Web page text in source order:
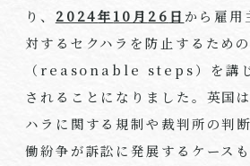
り、 2024年10 月 26 日 から雇用
対するセクハラを防止するため
（reasonable steps）を講じ
されることになりました。英国
ハラに関する規制や裁判所の判
働紛争が訴訟に発展するケース